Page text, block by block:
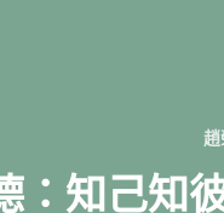
：知己知